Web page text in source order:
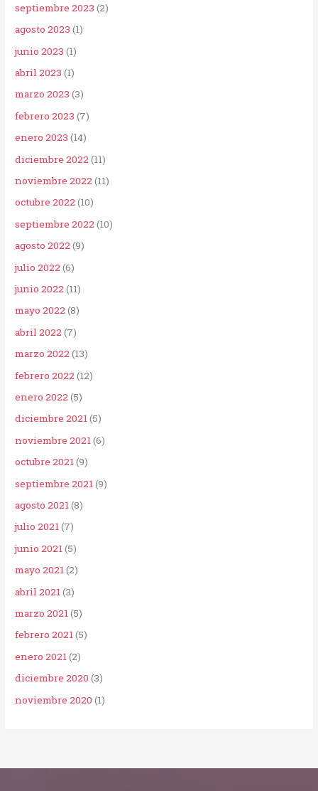
septiembre 2023 (2)
agosto 2023 (1)
junio 2023 (1)
abril 2023 (1)
marzo 2023 (3)
febrero 2023 (7)
enero 2023 (14)
diciembre 2022 (11)
noviembre 2022 (11)
octubre 2022 (10)
septiembre 2022 (10)
agosto 2022 (9)
julio 2022 (6)
junio 2022 (11)
mayo 2022 (8)
abril 2022 (7)
marzo 2022 (13)
febrero 2022 (12)
enero 2022 (5)
diciembre 2021(5)
noviembre 2021(6)
octubre 2021(9)
septiembre 2021(9)
agosto 2021(8)
julio 2021(7)
junio 2021(5)
mayo 2021(2)
abril 2021(3)
marzo 2021(5)
febrero 2021(5)
enero 2021(2)
diciembre 2020 (3)
noviembre 2020 (1)